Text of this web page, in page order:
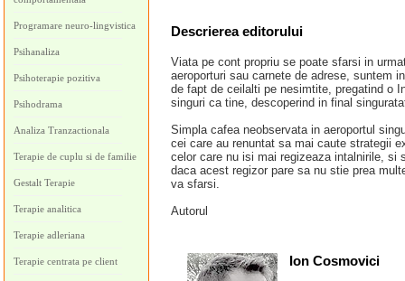
Programare neuro-lingvistica
Psihanaliza
Psihoterapie pozitiva
Psihodrama
Analiza Tranzactionala
Terapie de cuplu si de familie
Gestalt Terapie
Terapie analitica
Terapie adleriana
Terapie centrata pe client
Descrierea editorului
Viata pe cont propriu se poate sfarsi in
aeroporturi sau carnete de adrese, suntem
de fapt de ceilalti pe nesimtite, pregatind o
singuri ca tine, descoperind in final
Simpla cafea neobservata in aeroportul
cei care au renuntat sa mai caute strategii
celor care nu isi mai regizeaza intalnirile, si
daca acest regizor pare sa nu stie prea
va sfarsi.
Autorul
Ion Cosmovici